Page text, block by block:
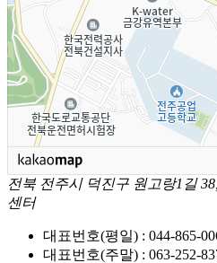
전북 전주시 덕진구 원고랑1길
센터
대표번호(평일) : 044-865-
대표번호(주말) : 063-252-